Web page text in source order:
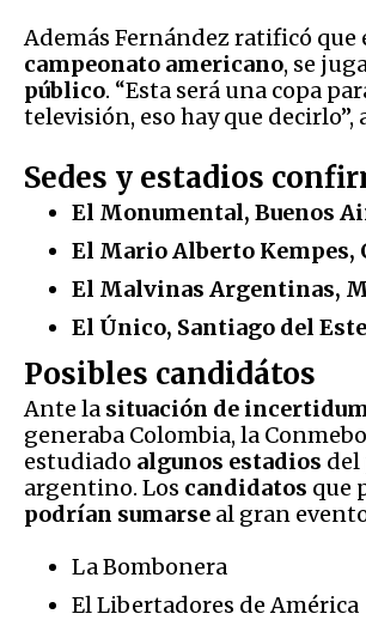
Además Fernández ratificó que
campeonato americano, se
público. “Esta será una copa
televisión, eso hay que decirlo”,
Sedes y estadios
El Monumental, Buenos
El Mario Alberto Kempes,
El Malvinas Argentinas,
El Único, Santiago del
Posibles candidátos
Ante la situación de
generaba Colombia, la
estudiado algunos estadios del
argentino. Los candidatos que
podrían sumarse al gran
La Bombonera
El Libertadores de América